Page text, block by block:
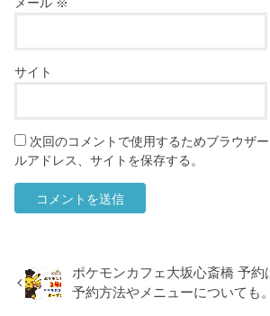
サイト
次回のコメントで使用するためブラウザ
ルアドレス、サイトを保存する。
ポケモンカフェ大坂心斎橋 予約
予約方法やメニューについても。